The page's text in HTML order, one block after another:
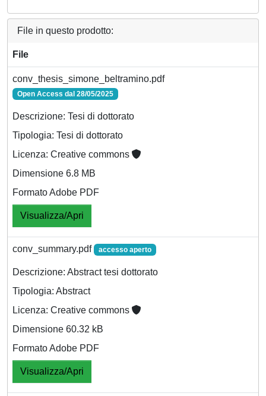
File in questo prodotto:
File
conv_thesis_simone_beltramino.pdf
Open Access dal 28/05/2025
Descrizione: Tesi di dottorato
Tipologia: Tesi di dottorato
Licenza: Creative commons
Dimensione 6.8 MB
Formato Adobe PDF
Visualizza/Apri
conv_summary.pdf accesso aperto
Descrizione: Abstract tesi dottorato
Tipologia: Abstract
Licenza: Creative commons
Dimensione 60.32 kB
Formato Adobe PDF
Visualizza/Apri